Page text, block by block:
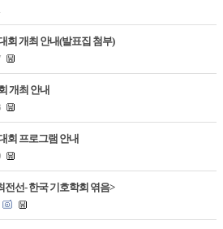
회 개최 안내(발표집 첨부)
개최 안내
회 프로그램 안내
선- 한국 기호학회 엮음>